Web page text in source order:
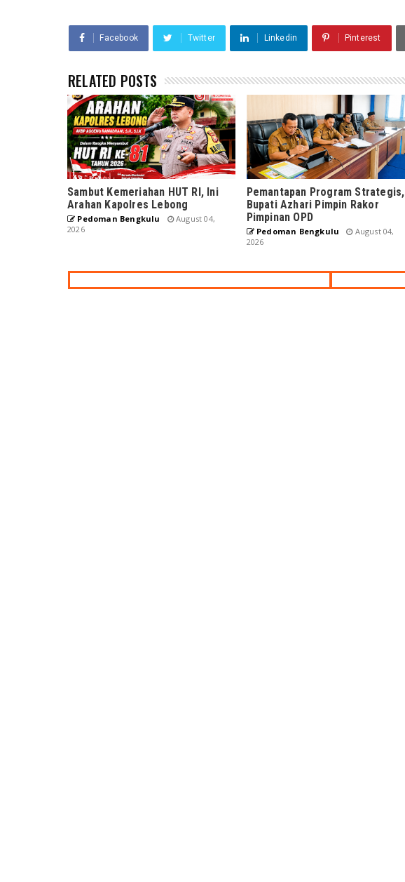
Facebook Twitter Linkedin Pinterest
RELATED POSTS
Sambut Kemeriahan HUT RI, Ini
Arahan Kapolres Lebong
Pedoman Bengkulu
August 04,
2026
Pemantapan Program Strategis,
Bupati Azhari Pimpin Rakor
Pimpinan OPD
Pedoman Bengkulu
August 04,
2026